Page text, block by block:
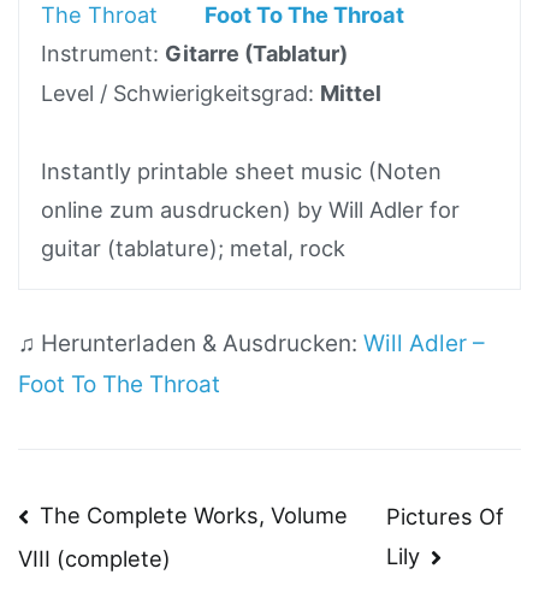
Foot To The Throat
Instrument: Gitarre (Tablatur)
Level / Schwierigkeitsgrad: Mittel
Instantly printable sheet music (Noten
online zum ausdrucken) by Will Adler for
guitar (tablature); metal, rock
♫ Herunterladen & Ausdrucken: Will Adler –
Foot To The Throat
Beitragsnavigation
The Complete Works, Volume
VIII (complete)
Pictures Of
Lily